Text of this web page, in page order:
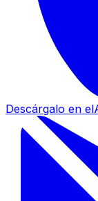
Descárgalo en el